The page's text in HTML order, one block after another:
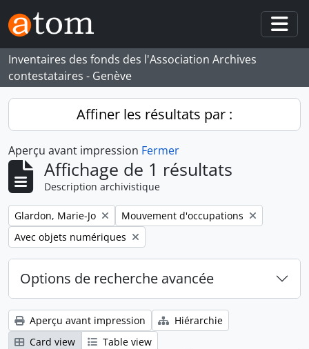
Skip to main content
Inventaires des fonds des l'Association Archives
contestataires - Genève
Affiner les résultats par :
Aperçu avant impression Fermer
Affichage de 1 résultats
Description archivistique
Remove filter:
Glardon, Marie-Jo Remove filter:
Mouvement d'occupations
Remove filter:
Avec objets numériques
Options de recherche avancée
Aperçu avant impression
Hiérarchie
Card view
Table view